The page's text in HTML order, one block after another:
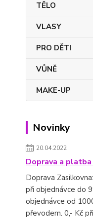
TĚLO
VLASY
PRO DĚTI
VŮNĚ
MAKE-UP
Novinky
20.04.2022
Doprava a
Doprava
při objednávce do
objednávce od
převodem. 0,- Kč